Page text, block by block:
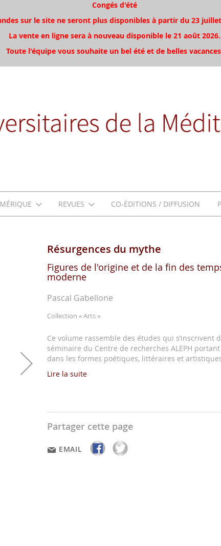
Congés d'été
sur le site ne seront plus disponibles à partir du 23
La vente en ligne sera à nouveau disponible le 21 août 2026.
Toute l'équipe vous souhaite un bel été et de belles
REVUES CO-ÉDITIONS / DIFFUSION
Résurgences du mythe
Figures de l'origine et de la fin des
moderne
Pascal Gabellone
Collection « Arts »
Ce volume rassemble des études qui s’inscrivent
séminaire du Centre de recherches ALEPH
dans les formes poétiques, littéraires et
Lire la suite
Partager cette page
EMAIL